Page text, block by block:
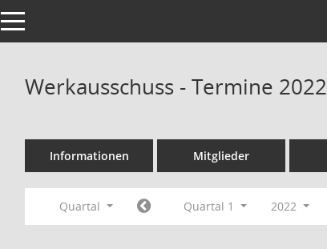
Toggle navigation
Werkausschuss - Termine 2022
Informationen Mitglieder
Quartal Quartal 1 2022